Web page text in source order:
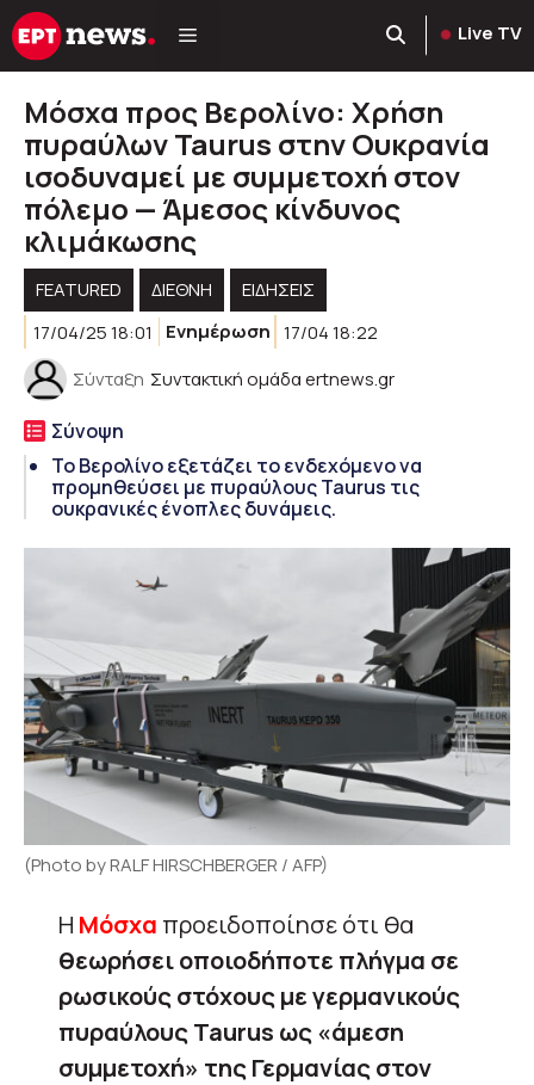
Μετάβαση
σε
Live TV
Μόσχα προς Βερολίνο: Χρήση
πυραύλων Taurus στην Ουκρανία
ισοδυναμεί με συμμετοχή στον
πόλεμο — Άμεσος κίνδυνος
κλιμάκωσης
FEATURED ΔΙΕΘΝΗ
ΕΙΔΗΣΕΙΣ
17/04/25 18:01
Ενημέρωση 17/04 18:22
Σύνταξη Συντακτική ομάδα ertnews.gr
Σύνοψη
Το Βερολίνο εξετάζει το ενδεχόμενο να
προμηθεύσει με πυραύλους Taurus τις
ουκρανικές ένοπλες δυνάμεις.
(Photo by RALF HIRSCHBERGER / AFP)
Η Μόσχα προειδοποίησε ότι θα
θεωρήσει οποιοδήποτε πλήγμα σε
ρωσικούς στόχους με γερμανικούς
πυραύλους Taurus ως «άμεση
συμμετοχή» της Γερμανίας στον